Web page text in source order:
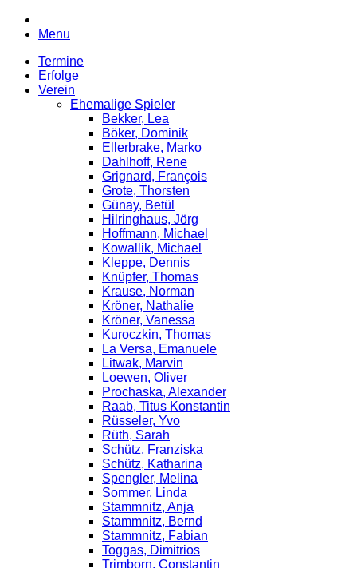
Menu
Termine
Erfolge
Verein
Ehemalige Spieler
Bekker, Lea
Böker, Dominik
Ellerbrake, Marko
Dahlhoff, Rene
Grignard, François
Grote, Thorsten
Günay, Betül
Hilringhaus, Jörg
Hoffmann, Michael
Kowallik, Michael
Kleppe, Dennis
Knüpfer, Thomas
Krause, Norman
Kröner, Nathalie
Kröner, Vanessa
Kuroczkin, Thomas
La Versa, Emanuele
Litwak, Marvin
Loewen, Oliver
Prochaska, Alexander
Raab, Titus Konstantin
Rüsseler, Yvo
Rüth, Sarah
Schütz, Franziska
Schütz, Katharina
Spengler, Melina
Sommer, Linda
Stammnitz, Anja
Stammnitz, Bernd
Stammnitz, Fabian
Toggas, Dimitrios
Trimborn, Constantin